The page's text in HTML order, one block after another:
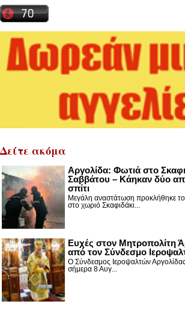
Δείτε ακόμα
Αργολίδα: Φωτιά στο
Σαββάτου – Κάηκαν δύο
σπίτι
Μεγάλη αναστάτωση προκλήθηκε
στο χωριό Σκαφιδάκι...
Ευχές στον Μητροπολίτη
από τον Σύνδεσμο
Ο Σύνδεσμος Ιεροψαλτών
σήμερα 8 Αυγ...